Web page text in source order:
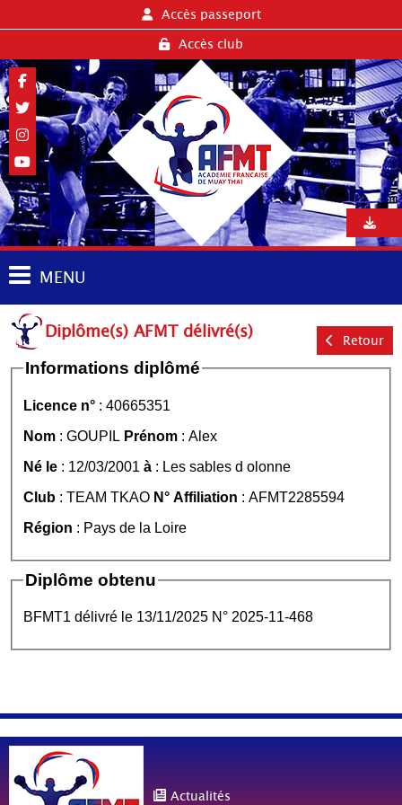
Accès passeport
Accès club
MENU
Diplôme(s) AFMT délivré(s) Retour
Informations diplômé
Licence n° : 40665351
Nom : GOUPIL Prénom : Alex
Né le : 12/03/2001 à : Les sables d olonne
Club : TEAM TKAO N° Affiliation : AFMT2285594
Région : Pays de la Loire
Diplôme obtenu
BFMT1 délivré le 13/11/2025 N° 2025-11-468
Actualités